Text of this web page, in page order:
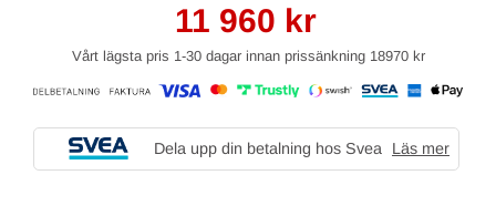
11 960 kr
Vårt lägsta pris 1-30 dagar innan prissänkning 18970 kr
Dela upp din betalning hos Svea Läs mer